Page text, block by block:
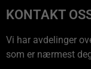
KONTAKT
Vi har avdelinger
som er nærmest